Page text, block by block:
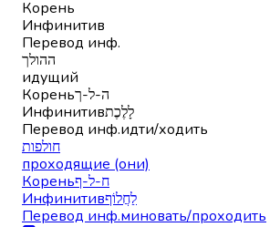
Корень
Инфинитив
Перевод инф.
ההולך
идущий
Кореньה-ל-ך
Инфинитивלָלֶכֶת
Перевод инф.идти/ходить
חולפות
проходящие (они)
Кореньח-ל-ף
Инфинитивלַחֲלוֹף
Перевод инф.миновать/проходить